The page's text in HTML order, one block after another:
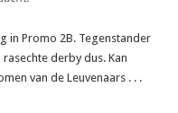
in Promo 2B. Tegenstander
derby dus. Kan
van de Leuvenaars . . .